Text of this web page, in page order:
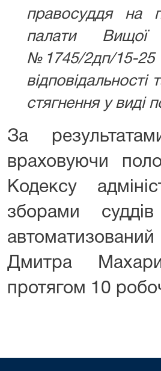
правосуддя на
палати
№1745/2дп/15-25
стягнення у виді
За
враховуючи
Кодексу
зборами
Дмитра
протягом 10